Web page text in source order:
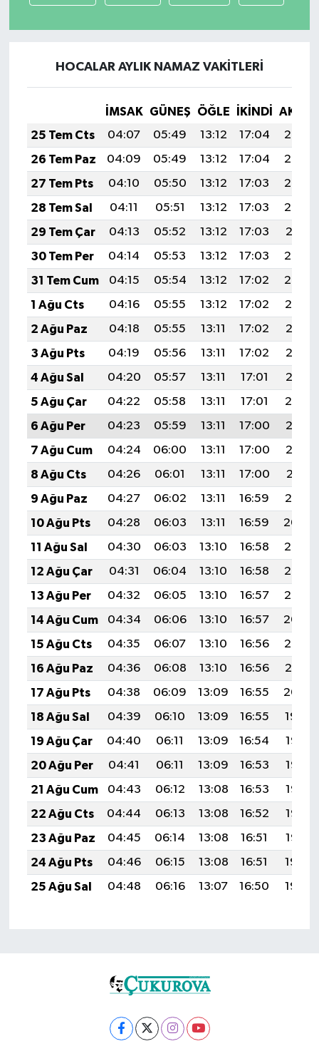
HOCALAR AYLIK NAMAZ VAKITLERI
İMSAK GÜNEŞ ÖĞLE İKINDI
25 Tem Cts
04:07 05:49 13:12 17:04
20:25
26 Tem Paz
04:09 05:49 13:12 17:04
20:24
27 Tem Pts
04:10 05:50 13:12 17:03
20:23
28 Tem Sal
04:11 05:51 13:12 17:03
20:22
29 Tem Çar
04:13 05:52 13:12 17:03
20:21
30 Tem Per
04:14 05:53 13:12 17:03
20:20
31 Tem Cum
04:15 05:54 13:12 17:02
20:20
1 Ağu Cts
04:16 05:55 13:12 17:02
20:19
2 Ağu Paz
04:18 05:55 13:11 17:02
20:18
3 Ağu Pts
04:19 05:56 13:11 17:02
20:17
4 Ağu Sal
04:20 05:57 13:11 17:01
20:15
5 Ağu Çar
04:22 05:58 13:11 17:01
20:14
6 Ağu Per
04:23 05:59 13:11 17:00
20:13
7 Ağu Cum
04:24 06:00 13:11 17:00
20:12
8 Ağu Cts
04:26 06:01 13:11 17:00
20:11
9 Ağu Paz
04:27 06:02 13:11 16:59
20:10
10 Ağu Pts
04:28 06:03 13:11 16:59
20:09
11 Ağu Sal
04:30 06:03 13:10 16:58
20:08
12 Ağu Çar
04:31 06:04 13:10 16:58
20:06
13 Ağu Per
04:32 06:05 13:10 16:57
20:05
14 Ağu Cum
04:34 06:06 13:10 16:57
20:04
15 Ağu Cts
04:35 06:07 13:10 16:56
20:03
16 Ağu Paz
04:36 06:08 13:10 16:56
20:01
17 Ağu Pts
04:38 06:09 13:09 16:55
20:00
18 Ağu Sal
04:39 06:10 13:09 16:55
19:59
19 Ağu Çar
04:40 06:11 13:09 16:54
19:57
20 Ağu Per
04:41 06:11 13:09 16:53
19:56
21 Ağu Cum
04:43 06:12 13:08 16:53
19:55
22 Ağu Cts
04:44 06:13 13:08 16:52
19:53
23 Ağu Paz
04:45 06:14 13:08 16:51
19:52
24 Ağu Pts
04:46 06:15 13:08 16:51
19:50
25 Ağu Sal
04:48 06:16 13:07 16:50 19:49